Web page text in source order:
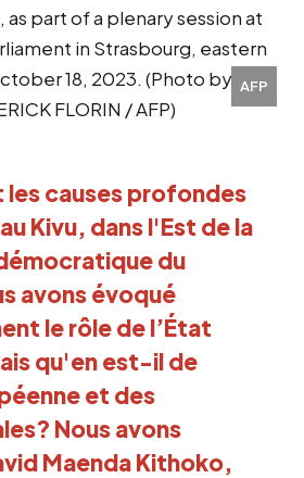
AFP
les causes profondes
Kivu, dans l'Est de la
du
avons évoqué
le rôle de l’État
qu'en est-il de
et des
Nous avons
Maenda Kithoko,